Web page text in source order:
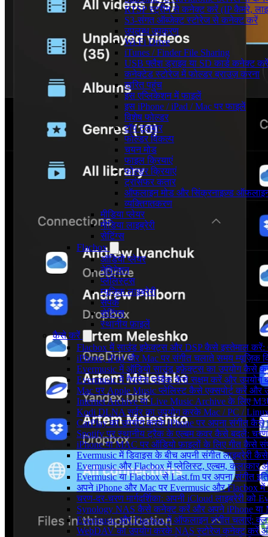
RTSP स्ट्रीम से कनेक्ट करें (IP कैमरे,
S3-संगत ऑब्जेक्ट स्टोरेज से कनेक्ट करें
उपलब्ध उपकरण
Wi-Fi Drive
iTunes / Finder File Sharing
USB फ्लैश ड्राइव या SD कार्ड कनेक्ट करें
कनेक्टेड स्टोरेज में फोल्डर ब्राउज़ करना
त्वरित पहुंच
इस एप्लिकेशन में फाइलें
इस iPhone / iPad / Mac पर फाइलें
विशेष फोल्डर
टॉप टूलबार
फोल्डर विकल्प
चयन मोड
फाइल क्रियाएं
फोल्डर क्रियाएं
ट्रांसफर कतार
ऑफलाइन मोड और सिंक्रनाइज़्ड
व्यक्तिगतकरण
मीडिया प्लेयर
मीडिया लाइब्रेरी
सेटिंग्स
Flacbox
ऑडियो प्लेयर
नेविगेशन
प्लेलिस्ट्स
म्यूज़िक लाइब्रेरी
संपर्क
सेटिंग्स
स्थानीय फ़ाइलें
कैसे करें
Flacbox में साउंड इफेक्ट्स और DSP कैसे इस्तेमाल करें:
iPhone, iPad और Mac पर संगीत चलाते समय म्यूज़िक
Evermusic में ऑडियो साउंड इफ़ेक्ट्स का उपयोग कैसे
Evermusic में गैपलेस प्लेबैक कैसे सक्षम करें और उपयोग
Mac पर Apple Music प्लेलिस्ट कैसे एक्सपोर्ट करें और
Internet Archive या Live Music Archive के लिए
Kodi DLNA सर्वर का उपयोग करके Mac / PC /
CarPlay का उपयोग करके iPhone पर अपना संगीत कैसे
Spotify पर स्थानीय ट्रैक के एल्बम कवर कैसे बदलें:
iPhone या MAC पर ऑडियो फ़ाइलों के लिए गीत कैसे
Evermusic में डिवाइस के बीच अपनी संगीत लाइब्रेरी
Evermusic और Flacbox में प्लेलिस्ट, एल्बम,
Evermusic या Flacbox से Last.fm पर अपना संगीत
अपने iPhone और Mac पर Evermusic और Flacbox में
चरण-दर-चरण मार्गदर्शिका: अपनी iCloud लाइब्रेरी
Synology NAS कैसे कनेक्ट करें और अपने iPhone या
Evermusic और Flacbox में ऑफलाइन संगीत चलाएं:
WebDAV का उपयोग करके NAS स्टोरेज कनेक्ट करें